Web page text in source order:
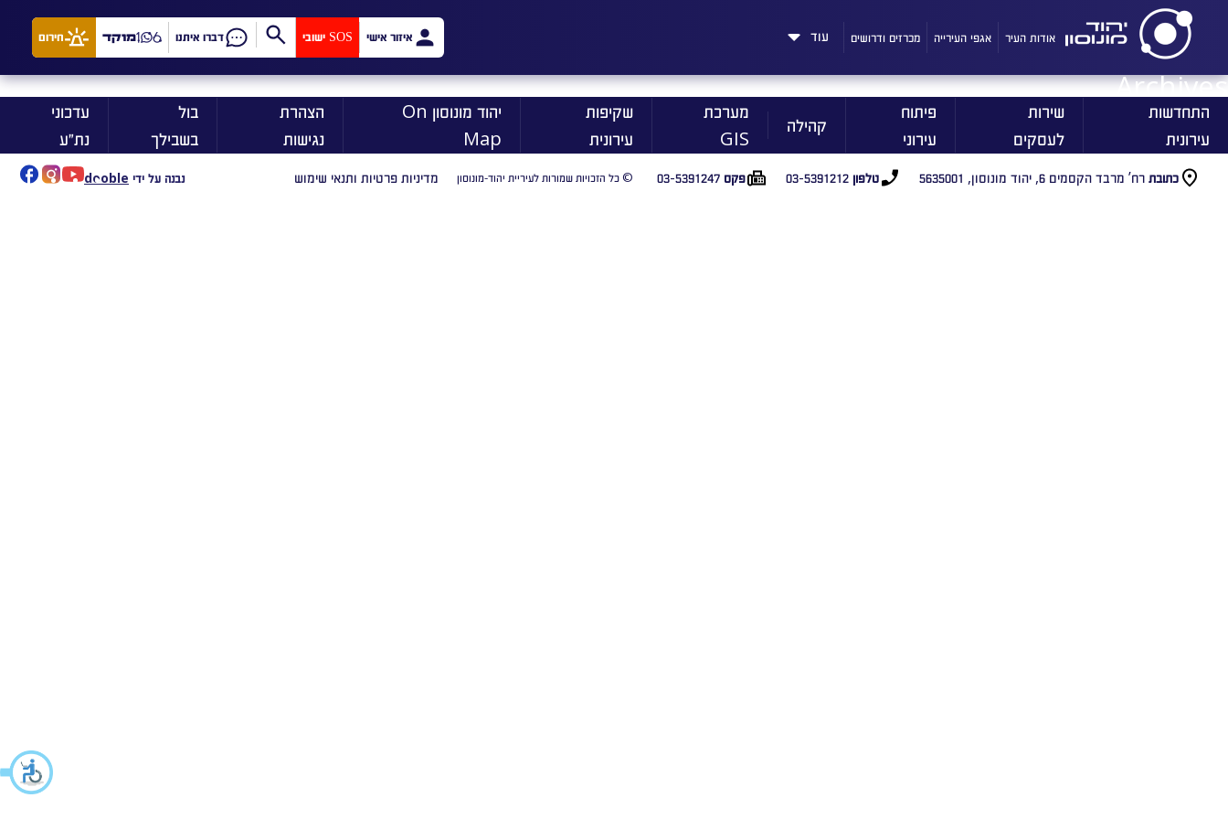
אודות העיר אגפי העירייה מכרזים ודרושים עוד איזור אישי SOS ישובי דברו איתנו מוקד חירום
Archives
התחדשות
עירונית
שירות
לעסקים
פיתוח
עירוני
קהילה
מערכת
GIS
שקיפות
עירונית
יהוד מונוסון On
Map
הצהרת
נגישות
בול
בשבילך
עדכוני
נת״ע
כתובת רח’ מרבד הקסמים 6, יהוד מונוסון, 5635001 טלפון 03-5391212 פקס 03-5391247 © כל הזכויות שמורות לעיריית יהוד-מונוסון מדיניות פרטיות ותנאי שימוש נבנה על ידי dooble